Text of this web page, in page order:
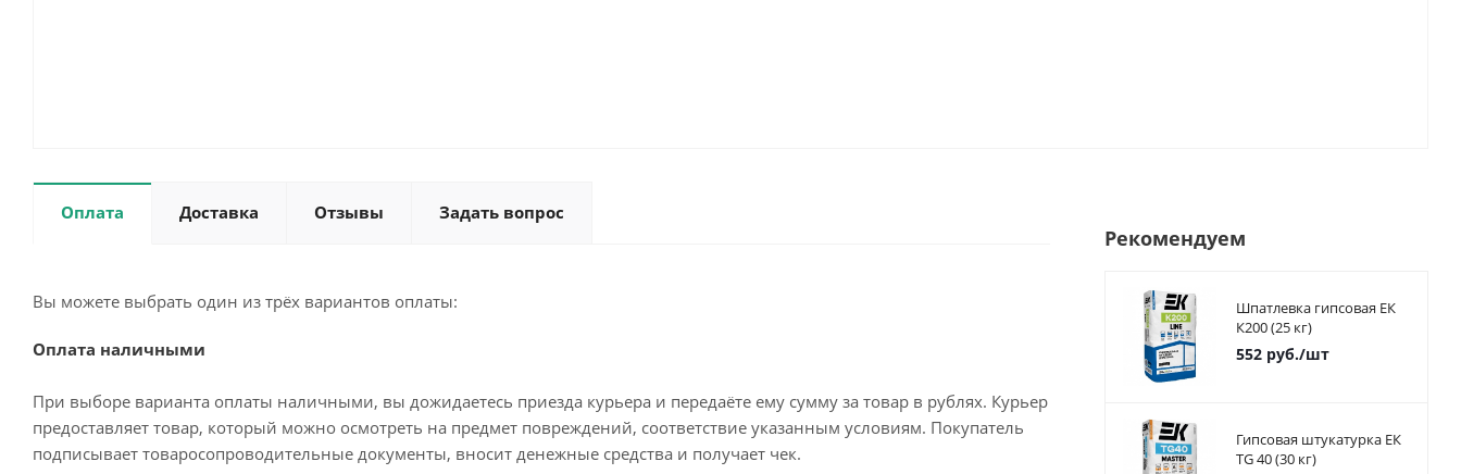
Оплата Доставка Отзывы Задать вопрос
Вы можете выбрать один из трёх вариантов оплаты:
Оплата наличными
При выборе варианта оплаты наличными, вы дожидаетесь приезда курьера и передаёте ему сумму за товар в рублях. Курьер
предоставляет товар, который можно осмотреть на предмет повреждений, соответствие указанным условиям. Покупатель
подписывает товаросопроводительные документы, вносит денежные средства и получает чек.
Рекомендуем
Шпатлевка гипсовая ЕК
К200 (25 кг)
552руб./шт
Гипсовая штукатурка ЕК
TG 40 (30 кг)